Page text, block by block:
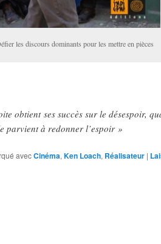
les discours dominants pour les mettre en pièces
obtient ses succès sur le désespoir,
parvient à redonner l’espoir »
avecCinéma, Ken Loach, Réalisateur |